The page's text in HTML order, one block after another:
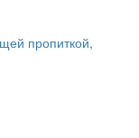
пропиткой,